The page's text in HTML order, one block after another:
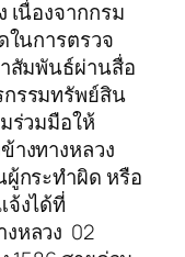
นื่องจากกรม
ในการตรวจ
สัมพันธ์ผ่านสื่อ
รรมทรัพย์สิน
ร่วมมือให้
างทางหลวง
กระทำผิด หรือ
จ้งได้ที่
หลวง 02